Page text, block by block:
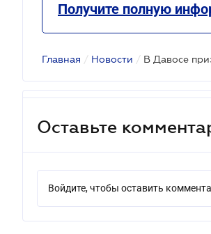
Получите полную
Главная / Новости /
Оставьте
Войдите, чтобы оставить